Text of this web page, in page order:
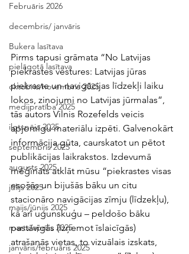
Februāris 2026
decembris/ janvāris
Bukera lasītava
pielāgotā lasītava
oktobris/novembris 2025
medijpratība 2025
ilgtspēja 2025
septembris 2025
augusts 2025
jūlijs 2025
maijs/jūnijs 2025
marts/aprīlis 2025
janvāris/februāris 2025
Pirms tapusi grāmata “No Latvijas
piekrastes vēstures: Latvijas jūras
piekraste un navigācijas līdzekļi laiku
lokos, ziņojumi no Latvijas jūrmalas”,
tās autors Vilnis Rozefelds veicis
apjomīgu materiālu izpēti. Galvenokārt
informācija gūta, caurskatot un pētot
publikācijas laikrakstos. Izdevumā
mēģināts atklāt mūsu “piekrastes visas
esošās un bijušās bāku un citu
stacionāro navigācijas zīmju (līdzekļu),
kā arī ugunskuģu – peldošo bāku
pastāvīgās (izņemot īslaicīgās)
atrašanās vietas, to vizuālais izskats,